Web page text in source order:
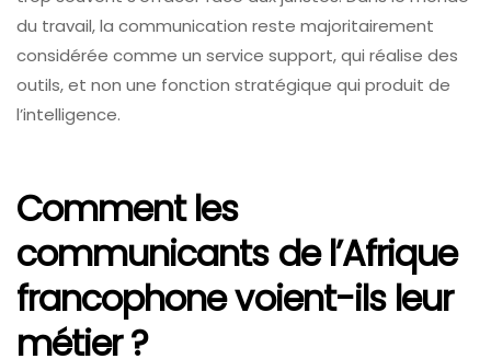
du travail, la communication reste majoritairement
considérée comme un service support, qui réalise des
outils, et non une fonction stratégique qui produit de
l’intelligence.
Comment les
communicants de l’Afrique
francophone voient-ils leur
métier ?